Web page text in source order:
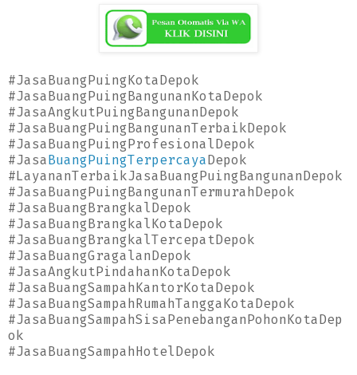
#JasaBuangPuingKotaDepok
#JasaBuangPuingBangunanKotaDepok
#JasaAngkutPuingBangunanDepok
#JasaBuangPuingBangunanTerbaikDepok
#JasaBuangPuingProfesionalDepok
#Jasa BuangPuingTerpercaya Depok
#LayananTerbaikJasaBuangPuingBangunanDepok
#JasaBuangPuingBangunanTermurahDepok
#JasaBuangBrangkalDepok
#JasaBuangBrangkalKotaDepok
#JasaBuangBrangkalTercepatDepok
#JasaBuangGragalanDepok
#JasaAngkutPindahanKotaDepok
#JasaBuangSampahKantorKotaDepok
#JasaBuangSampahRumahTanggaKotaDepok
#JasaBuangSampahSisaPenebanganPohonKotaDep
ok
#JasaBuangSampahHotelDepok